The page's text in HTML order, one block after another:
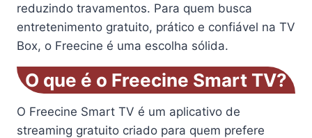
reduzindo travamentos. Para quem busca
entretenimento gratuito, prático e confiável na TV
Box, o Freecine é uma escolha sólida.
O que é o Freecine Smart TV?
O Freecine Smart TV é um aplicativo de
streaming gratuito criado para quem prefere